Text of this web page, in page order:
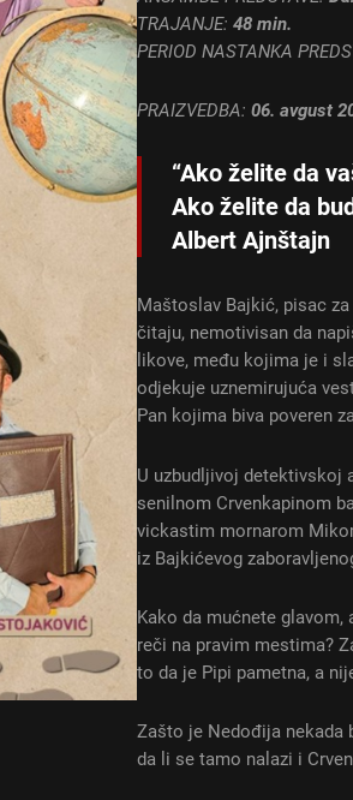
TRAJANJE: 48 min.
PERIOD NASTANKA
PRAIZVEDBA: 06. avgust
“Ako želite da
Ako želite da
Albert Ajnštajn
Maštoslav Bajkić, pisac
čitaju, nemotivisan da
likove, među kojima je i
odjekuje uznemirujuća
Pan kojima biva poveren
U uzbudljivoj detektivskoj
senilnom Crvenkapinom
vickastim mornarom
iz Bajkićevog
Kako da mućnete
reči na pravim mestima?
to da je Pipi pametna, a
Zašto je Nedođija nekada
da li se tamo nalazi i